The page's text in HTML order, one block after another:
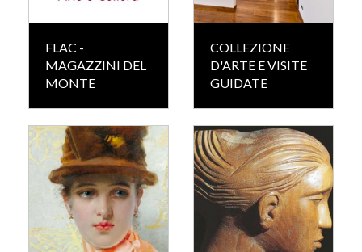
FLAC -
MAGAZZINI DEL
MONTE
COLLEZIONE
D'ARTE E VISITE
GUIDATE